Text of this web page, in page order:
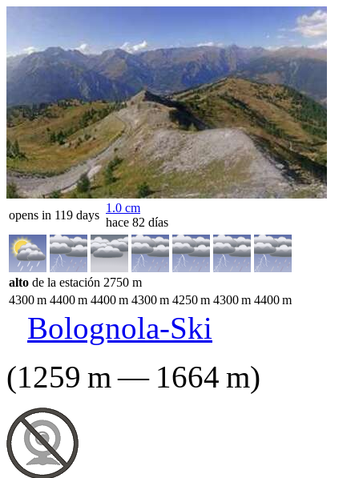
opens in 119 days
1.0 cm
hace 82 días
alto de la estación 2750 m
4300m 4400m 4400m 4300m 4250m 4300m 4400m
Bolognola-Ski
(1259 m— 1664 m)